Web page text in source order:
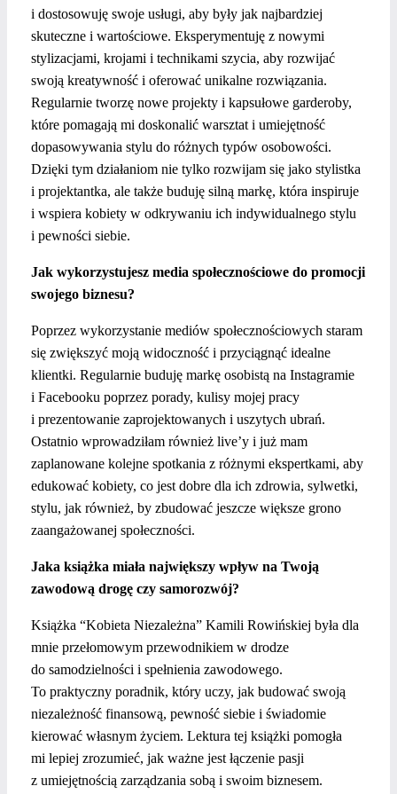
i dostosowuję swoje usługi, aby były jak najbardziej
skuteczne i wartościowe. Eksperymentuję z nowymi
stylizacjami, krojami i technikami szycia, aby rozwijać
swoją kreatywność i oferować unikalne rozwiązania.
Regularnie tworzę nowe projekty i kapsułowe garderoby,
które pomagają mi doskonalić warsztat i umiejętność
dopasowywania stylu do różnych typów osobowości.
Dzięki tym działaniom nie tylko rozwijam się jako stylistka
i projektantka, ale także buduję silną markę, która inspiruje
i wspiera kobiety w odkrywaniu ich indywidualnego stylu
i pewności siebie.
Jak wykorzystujesz media społecznościowe do promocji
swojego biznesu?
Poprzez wykorzystanie mediów społecznościowych staram
się zwiększyć moją widoczność i przyciągnąć idealne
klientki. Regularnie buduję markę osobistą na Instagramie
i Facebooku poprzez porady, kulisy mojej pracy
i prezentowanie zaprojektowanych i uszytych ubrań.
Ostatnio wprowadziłam również live’y i już mam
zaplanowane kolejne spotkania z różnymi ekspertkami, aby
edukować kobiety, co jest dobre dla ich zdrowia, sylwetki,
stylu, jak również, by zbudować jeszcze większe grono
zaangażowanej społeczności.
Jaka książka miała największy wpływ na Twoją
zawodową drogę czy samorozwój?
Książka “Kobieta Niezależna” Kamili Rowińskiej była dla
mnie przełomowym przewodnikiem w drodze
do samodzielności i spełnienia zawodowego.
To praktyczny poradnik, który uczy, jak budować swoją
niezależność finansową, pewność siebie i świadomie
kierować własnym życiem. Lektura tej książki pomogła
mi lepiej zrozumieć, jak ważne jest łączenie pasji
z umiejętnością zarządzania sobą i swoim biznesem.